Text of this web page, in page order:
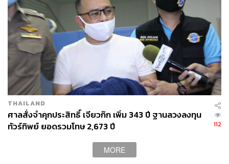
THAILAND
ศาลสั่งจำคุกประสิทธิ์ เจียวก๊ก เพิ่ม 343 ปี ฐานลวงลงทุน
ทัวร์ทิพย์ ยอดรวมโทษ 2,673 ปี
112
MORE